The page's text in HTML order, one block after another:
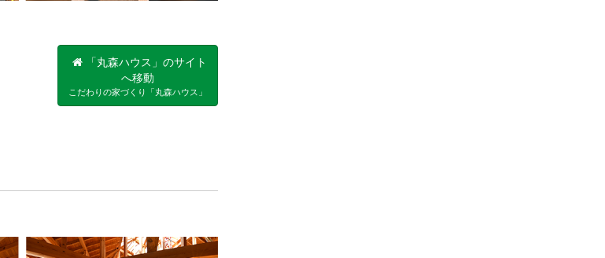
「丸森ハウス」のサイト
へ移動
こだわりの家づくり「丸森ハウス」